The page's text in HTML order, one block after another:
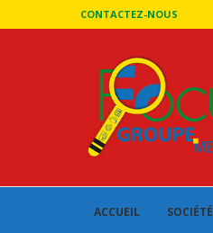
CONTACTEZ-NOUS
ACCUEIL SOCIÉTÉ